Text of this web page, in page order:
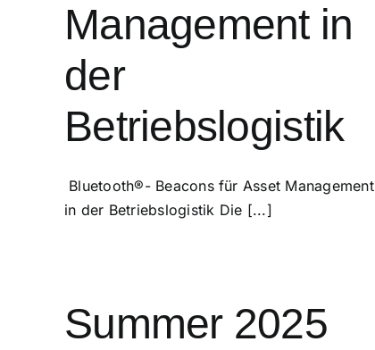
Management in
der
Betriebslogistik
Bluetooth®- Beacons für Asset Management
in der Betriebslogistik Die [...]
Summer 2025